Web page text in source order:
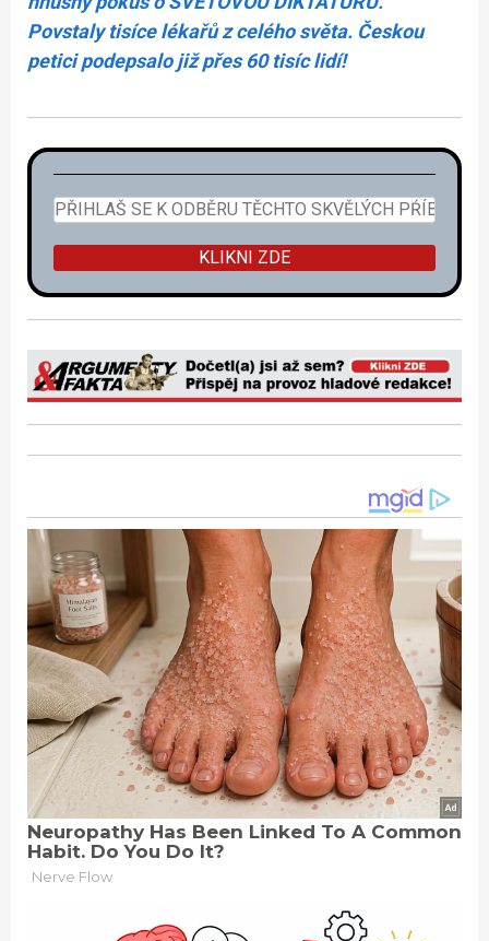
Povstaly tisíce lékařů z celého světa. Českou
petici podepsalo již přes 60 tisíc lidí!